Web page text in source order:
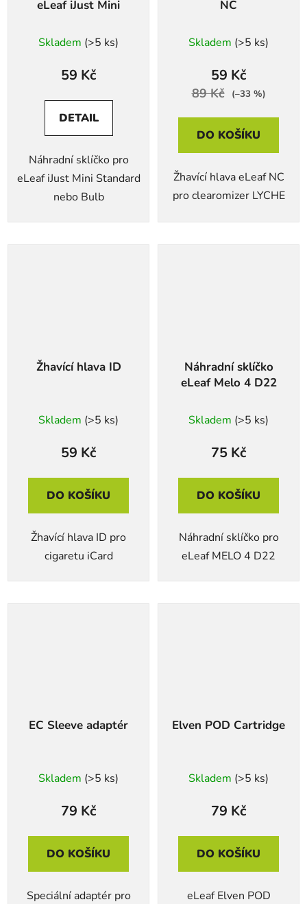
eLeaf iJust Mini
Skladem (>5 ks)
59 Kč
DETAIL
Náhradní sklíčko pro
eLeaf iJust Mini Standard
nebo Bulb
NC
Skladem (>5 ks)
59 Kč
89 Kč (–33 %)
DO KOŠÍKU
Žhavící hlava eLeaf NC
pro clearomizer LYCHE
Žhavící hlava ID
Skladem (>5 ks)
59 Kč
DO KOŠÍKU
Žhavící hlava ID pro
cigaretu iCard
Náhradní sklíčko
eLeaf Melo 4 D22
Skladem (>5 ks)
75 Kč
DO KOŠÍKU
Náhradní sklíčko pro
eLeaf MELO 4 D22
EC Sleeve adaptér
Skladem (>5 ks)
79 Kč
DO KOŠÍKU
Speciální adaptér pro
Elven POD Cartridge
Skladem (>5 ks)
79 Kč
DO KOŠÍKU
eLeaf Elven POD